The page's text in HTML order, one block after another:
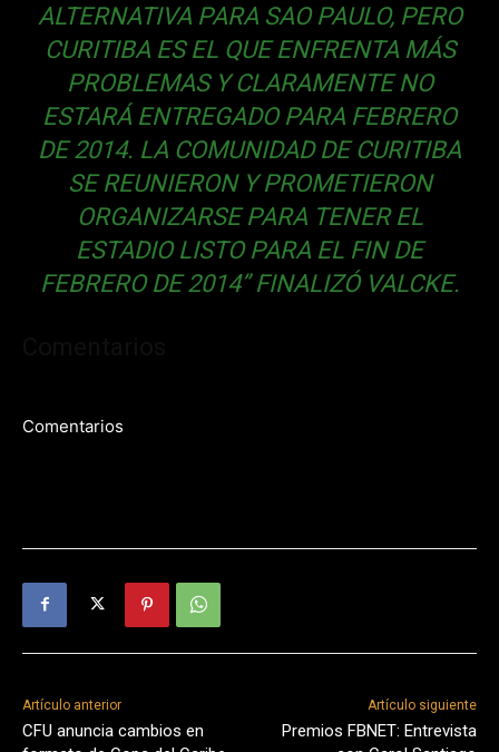
ALTERNATIVA PARA SAO PAULO, PERO
CURITIBA ES EL QUE ENFRENTA MÁS
PROBLEMAS Y CLARAMENTE NO
ESTARÁ ENTREGADO PARA FEBRERO
DE 2014. LA COMUNIDAD DE CURITIBA
SE REUNIERON Y PROMETIERON
ORGANIZARSE PARA TENER EL
ESTADIO LISTO PARA EL FIN DE
FEBRERO DE 2014” FINALIZÓ VALCKE.
Comentarios
Artículo anterior
CFU anuncia cambios en
Artículo siguiente
Premios FBNET: Entrevista